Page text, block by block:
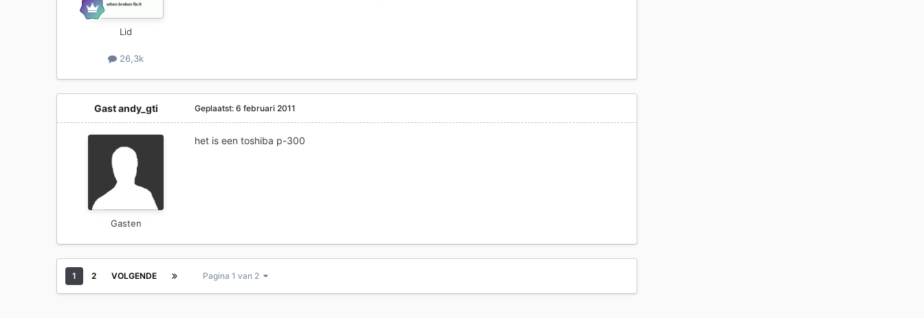
Lid
26,3k
Gast andy_gti
Gasten
Geplaatst:6 februari 2011
het is een toshiba p-300
1 2 VOLGENDE Pagina 1 van 2